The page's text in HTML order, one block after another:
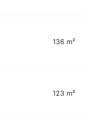
136 m²
123 m²